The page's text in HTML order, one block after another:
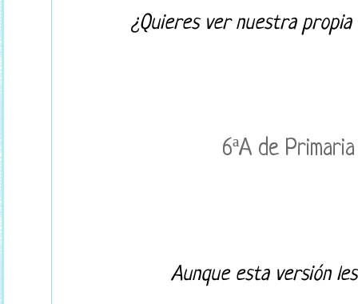
¿Quieres ver nuestra propia
6ªA de
Aunque esta versión